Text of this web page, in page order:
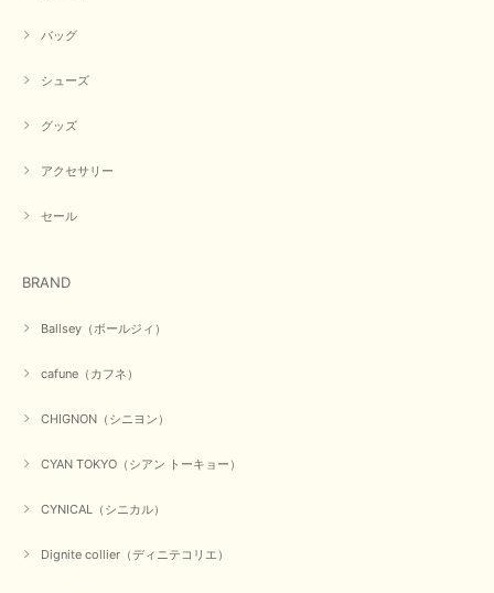
バッグ
シューズ
グッズ
アクセサリー
セール
BRAND
Ballsey（ボールジィ）
cafune（カフネ）
CHIGNON（シニヨン）
CYAN TOKYO（シアン トーキョー）
CYNICAL（シニカル）
Dignite collier（ディニテコリエ）